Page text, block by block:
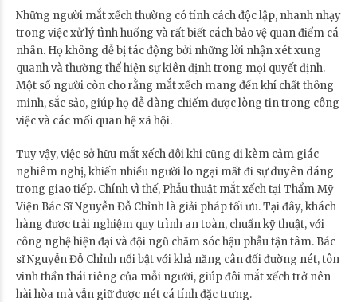
Những người mắt xếch thường có tính cách độc lập, nhanh nhạy
trong việc xử lý tình huống và rất biết cách bảo vệ quan điểm cá
nhân. Họ không dễ bị tác động bởi những lời nhận xét xung
quanh và thường thể hiện sự kiên định trong mọi quyết định.
Một số người còn cho rằng mắt xếch mang đến khí chất thông
minh, sắc sảo, giúp họ dễ dàng chiếm được lòng tin trong công
việc và các mối quan hệ xã hội.
Tuy vậy, việc sở hữu mắt xếch đôi khi cũng đi kèm cảm giác
nghiêm nghị, khiến nhiều người lo ngại mất đi sự duyên dáng
trong giao tiếp. Chính vì thế, Phẫu thuật mắt xếch tại Thẩm Mỹ
Viện Bác Sĩ Nguyễn Đỗ Chỉnh là giải pháp tối ưu. Tại đây, khách
hàng được trải nghiệm quy trình an toàn, chuẩn kỹ thuật, với
công nghệ hiện đại và đội ngũ chăm sóc hậu phẫu tận tâm. Bác
sĩ Nguyễn Đỗ Chỉnh nổi bật với khả năng cân đối đường nét, tôn
vinh thần thái riêng của mỗi người, giúp đôi mắt xếch trở nên
hài hòa mà vẫn giữ được nét cá tính đặc trưng.